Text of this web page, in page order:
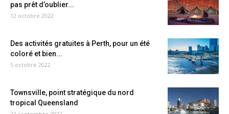
pas prêt d’oublier...
12 octobre 2022
Des activités gratuites à Perth, pour un été
coloré et bien...
5 octobre 2022
Townsville, point stratégique du nord
tropical Queensland